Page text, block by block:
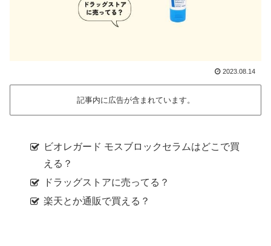
2023.08.14
記事内に広告が含まれています。
ビオレガード モスブロックセラムはどこで買
える？
ドラッグストアに売ってる？
楽天とか通販で買える？